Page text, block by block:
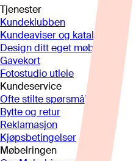
Tjenester
Kundeklubben
Kundeaviser og kataloger
Design ditt eget møbel
Gavekort
Fotostudio utleie
Kundeservice
Ofte stilte spørsmål
Bytte og retur
Reklamasjon
Kjøpsbetingelser
Møbelringen